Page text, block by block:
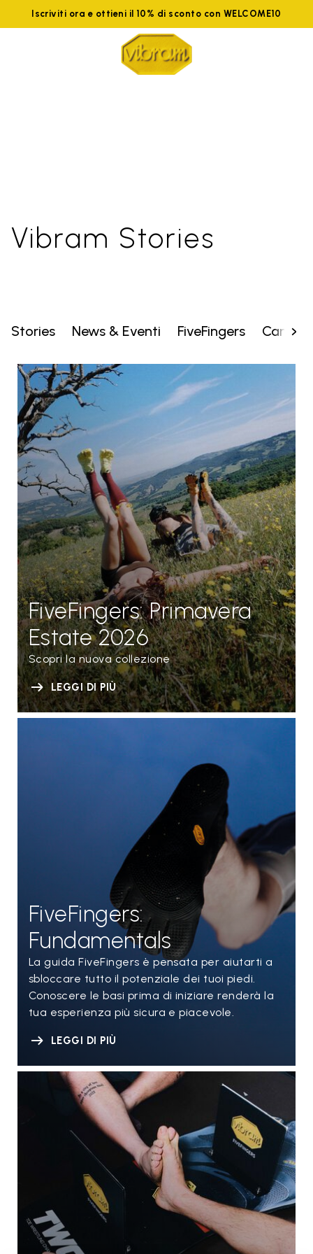
Iscriviti ora e ottieni il 10% di sconto con WELCOME10
Vibram Stories
Stories News & Eventi FiveFingers
FiveFingers: Primavera
Estate 2026
Scopri la nuova collezione
LEGGI DI PIÙ
FiveFingers:
Fundamentals
La guida FiveFingers è pensata per aiutarti a
sbloccare tutto il potenziale dei tuoi piedi.
Conoscere le basi prima di iniziare renderà la
tua esperienza più sicura e piacevole.
LEGGI DI PIÙ